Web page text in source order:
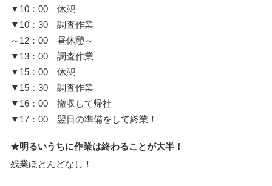
▼10：00 休憩
▼10：30 調査作業
～12：00 昼休憩～
▼13：00 調査作業
▼15：00 休憩
▼15：30 調査作業
▼16：00 撤収して帰社
▼17：00 翌日の準備をして終業！
★明るいうちに作業は終わることが大半！
残業ほとんどなし！